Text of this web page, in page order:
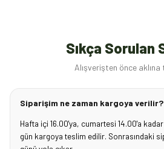
Sıkça Sorulan
Alışverişten önce aklına
Siparişim ne zaman kargoya verilir?
Hafta içi 16.00'ya, cumartesi 14.00'a
gün kargoya teslim edilir. Sonrasındaki